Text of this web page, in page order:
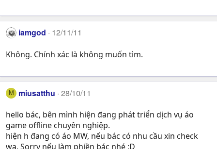
iamgod 12/11/11
Không. Chính xác là không muốn tìm.
M miusatthu 28/10/11
hello bác, bên mình hiện đang phát triển dịch vụ áo
game offline chuyên nghiệp.
hiện h đang có áo MW, nếu bác có nhu cầu xin check
wa. Sorry nếu làm phiền bác nhé :D